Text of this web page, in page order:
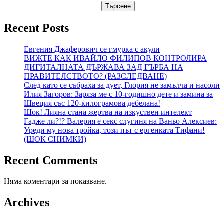
Търсене
Recent Posts
Евгения Джаферович се гмурка с акули
ВИЖТЕ КАК ИВАЙЛО ФИЛИПОВ КОНТРОЛИРА
ДИГИТАЛНАТА ДЪРЖАВА ЗАД ГЪРБА НА
ПРАВИТЕЛСТВОТО? (РАЗСЛЕДВАНЕ)
След като се събраха за дует, Глория не замълча и насоли
Илия Загоров: Заряза ме с 10-годишно дете и замина за
Швеция със 120-килограмова дебелана!
Шок! Лияна стана жертва на изкуствен интелект
Гадже ли?!? Валерия е секс слугиня на Ваньо Алексиев:
Уреди му нова тройка, този път с ергенката Тифани!
(ШОК СНИМКИ)
Recent Comments
Няма коментари за показване.
Archives